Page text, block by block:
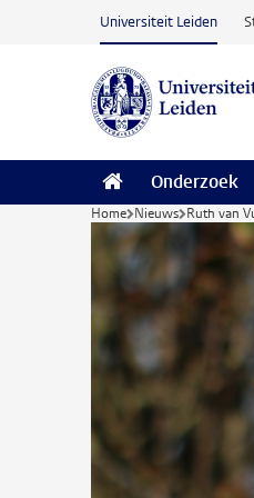
Ga naar hoofdinhoud
Universiteit Leiden
Onderzoek
Home Nieuws Ruth van